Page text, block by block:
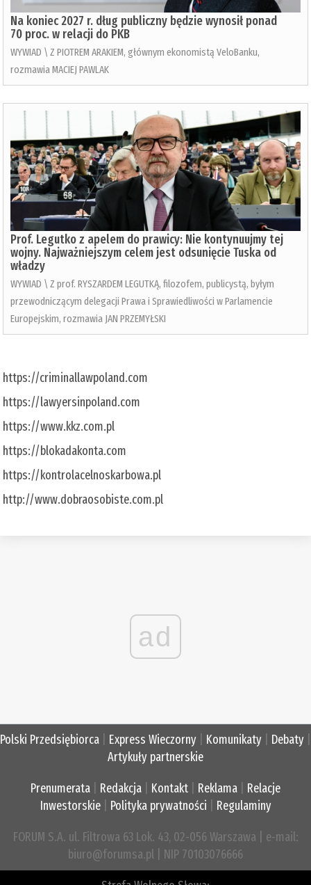
Na koniec 2027 r. dług publiczny będzie wynosił ponad
70 proc. w relacji do PKB
WYWIAD \ Z PIOTREM ARAKIEM, głównym ekonomistą VeloBanku,
rozmawia MACIEJ PAWLAK
Prof. Legutko z apelem do prawicy: Nie kontynuujmy tej
wojny. Najważniejszym celem jest odsunięcie Tuska od
władzy
WYWIAD \ Z prof. RYSZARDEM LEGUTKĄ, filozofem, publicystą, byłym
przewodniczącym delegacji Prawa i Sprawiedliwości w Parlamencie
Europejskim, rozmawia JAN PRZEMYŁSKI
https://criminallawpoland.com
https://lawyersinpoland.com
https://www.kkz.com.pl
https://blokadakonta.com
https://kontrolacelnoskarbowa.pl
http://www.dobraosobiste.com.pl
ad
Polski Przedsiębiorca Express Wieczorny Komunikaty Debaty
Artykuły partnerskie
Prenumerata Redakcja Kontakt Reklama
Relacje
Inwestorskie| Polityka prywatności Regulaminy
FORUM S.A. ul. Filtrowa 63 Lok. 43, 02-056 Warszawa | e-mail:
biuro@forumsa.pl | NIP 70103076666